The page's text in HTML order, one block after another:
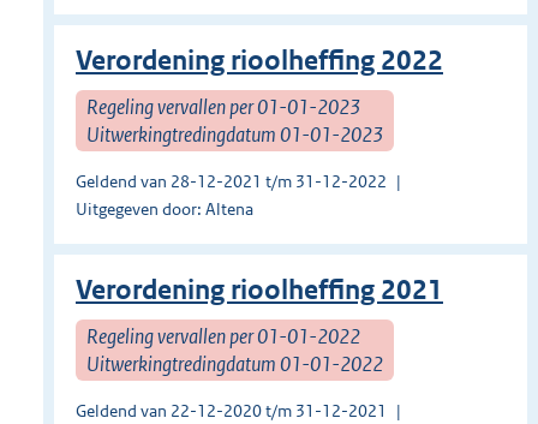
Verordening rioolheffing 2022
Regeling vervallen per 01-01-2023
Uitwerkingtredingdatum 01-01-2023
Geldend van 28-12-2021 t/m 31-12-2022
Uitgegeven door: Altena
Verordening rioolheffing 2021
Regeling vervallen per 01-01-2022
Uitwerkingtredingdatum 01-01-2022
Geldend van 22-12-2020 t/m 31-12-2021